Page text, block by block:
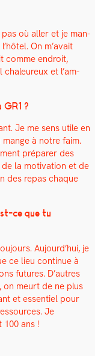
pas où aller et je man­
On m’avait
comme endroit,
chaleureux et l’am­
?
Je me sens utile en
mange à notre faim.
pré­par­er des
de la moti­va­tion et de
des repas chaque
ce que tu
Aujourd’hui, je
ce lieu con­tin­ue à
futures. D’autres
meurt de ne plus
et essen­tiel pour
Je
ans !